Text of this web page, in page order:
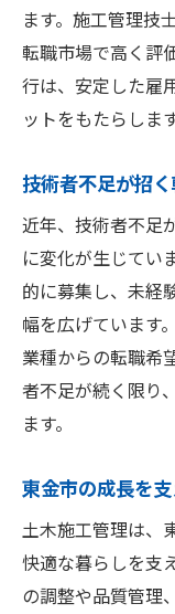
ます。施工管理技
転職市場で高く評
行は、安定した雇
ットをもたらします
技術者不足が招
近年、技術者不足
に変化が生じてい
的に募集し、未経
幅を広げています
業種からの転職希
者不足が続く限り
ます。
東金市の成長を
土木施工管理は、
快適な暮らしを支
の調整や品質管理